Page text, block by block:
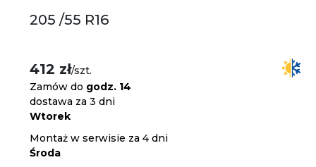
205 /55 R16
412 zł/szt.
Zamów do godz. 14
dostawa za 3 dni
Wtorek
Montaż w serwisie za 4 dni
Środa